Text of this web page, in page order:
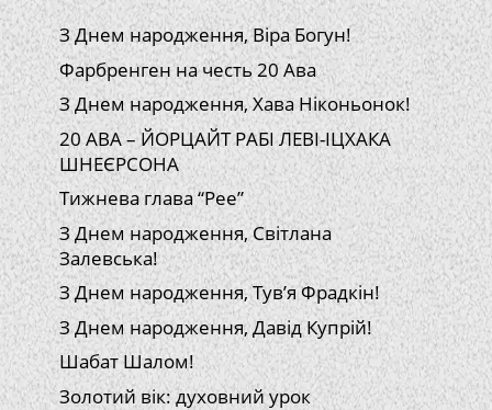
З Днем народження, Віра Богун!
Фарбренген на честь 20 Ава
З Днем народження, Хава Ніконьонок!
20 АВА – ЙОРЦАЙТ РАБІ ЛЕВІ-ІЦХАКА
ШНЕЄРСОНА
Тижнева глава “Рее”
З Днем народження, Світлана
Залевська!
З Днем народження, Тув’я Фрадкін!
З Днем народження, Давід Купрій!
Шабат Шалом!
Золотий вік: духовний урок